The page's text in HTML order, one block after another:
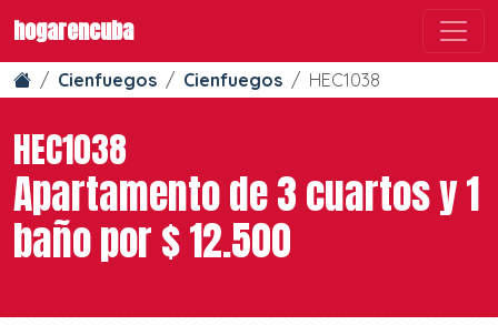
hogarencuba
Cienfuegos Cienfuegos HEC1038
HEC1038
Apartamento de 3 cuartos y 1
baño por $ 12.500